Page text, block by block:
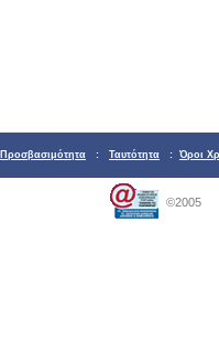
Προσβασιμότητα : Ταυτότητα : Όροι
©2005